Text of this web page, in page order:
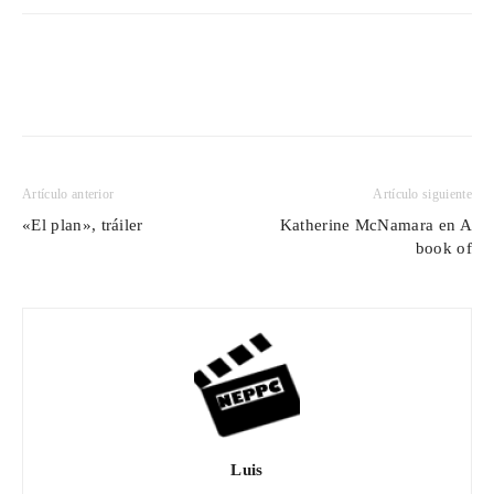
Artículo anterior
«El plan», tráiler
Artículo siguiente
Katherine McNamara en A
book of
Luis